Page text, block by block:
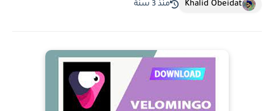
Khalid Obeidat منذ 3 سنة